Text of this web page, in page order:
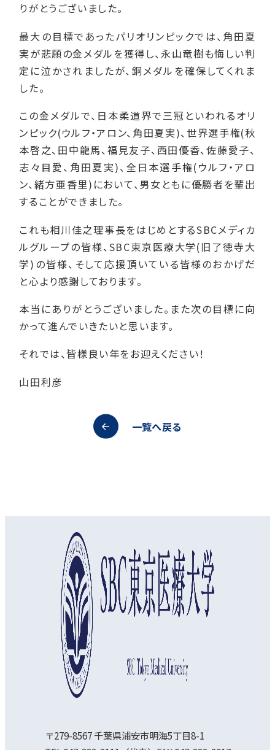
りがとうございました。
最大の目標であったパリオリンピックでは、角田夏
実が悲願の金メダルを獲得し、永山竜樹も悔しい判
定に泣かされましたが、銅メダルを確保してくれま
した。
この金メダルで、日本柔道界で三冠といわれるオリ
ンピック(ウルフ・アロン、角田夏実)、世界選手権(秋
本啓之、田中龍馬、福見友子、西田優香、佐藤愛子、
志々目愛、角田夏実)、全日本選手権(ウルフ・アロ
ン、緒方亜香里)において、男女ともに優勝者を輩出
することができました。
これも相川佳之理事長をはじめとするSBCメディカ
ルグループの皆様、SBC東京医療大学(旧了徳寺大
学)の皆様、そして応援頂いている皆様のおかげだ
と心より感謝しております。
本当にありがとうございました。また次の目標に向
かって進んでいきたいと思います。
それでは、皆様良い年をお迎えください！
山田利彦
一覧へ戻る
〒279-8567 千葉県浦安市明海5丁目8-1